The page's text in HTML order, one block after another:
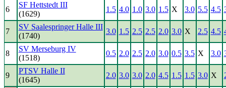
6
SF Hettstedt III
(1629)
1.5 4.0 1.0 3.0 1.5 X 3.0 5.5 4.5
7
SV Saalespringer Halle III
(1740)
3.0 1.5 2.5 2.5 2.0 3.0 X 2.5 4.5
8
SV Merseburg IV
(1518)
0.5 2.0 2.5 2.0 3.0 0.5 3.5 X 3.0
9
PTSV Halle II
(1645)
2.0 3.0 3.0 2.0 4.5 1.5 1.5 3.0 X